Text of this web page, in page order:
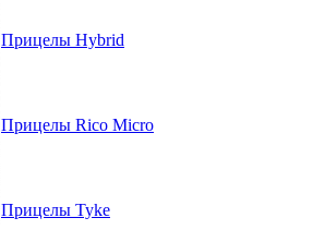
Прицелы Hybrid
Прицелы Rico Micro
Прицелы Tyke